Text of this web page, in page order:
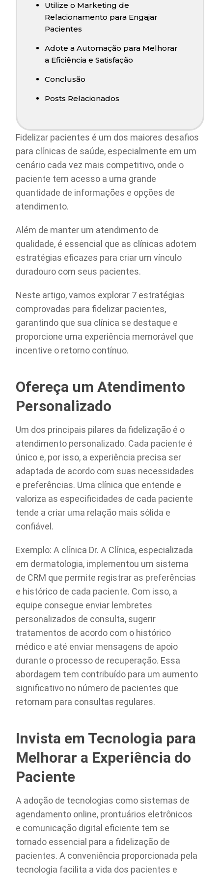
Utilize o Marketing de
Relacionamento para Engajar
Pacientes
Adote a Automação para Melhorar
a Eficiência e Satisfação
Conclusão
Posts Relacionados
Fidelizar pacientes é um dos maiores desafios
para clínicas de saúde, especialmente em um
cenário cada vez mais competitivo, onde o
paciente tem acesso a uma grande
quantidade de informações e opções de
atendimento.
Além de manter um atendimento de
qualidade, é essencial que as clínicas adotem
estratégias eficazes para criar um vínculo
duradouro com seus pacientes.
Neste artigo, vamos explorar 7 estratégias
comprovadas para fidelizar pacientes,
garantindo que sua clínica se destaque e
proporcione uma experiência memorável que
incentive o retorno contínuo.
Ofereça um Atendimento
Personalizado
Um dos principais pilares da fidelização é o
atendimento personalizado. Cada paciente é
único e, por isso, a experiência precisa ser
adaptada de acordo com suas necessidades
e preferências. Uma clínica que entende e
valoriza as especificidades de cada paciente
tende a criar uma relação mais sólida e
confiável.
Exemplo: A clínica Dr. A Clínica, especializada
em dermatologia, implementou um sistema
de CRM que permite registrar as preferências
e histórico de cada paciente. Com isso, a
equipe consegue enviar lembretes
personalizados de consulta, sugerir
tratamentos de acordo com o histórico
médico e até enviar mensagens de apoio
durante o processo de recuperação. Essa
abordagem tem contribuído para um aumento
significativo no número de pacientes que
retornam para consultas regulares.
Invista em Tecnologia para
Melhorar a Experiência do
Paciente
A adoção de tecnologias como sistemas de
agendamento online, prontuários eletrônicos
e comunicação digital eficiente tem se
tornado essencial para a fidelização de
pacientes. A conveniência proporcionada pela
tecnologia facilita a vida dos pacientes e